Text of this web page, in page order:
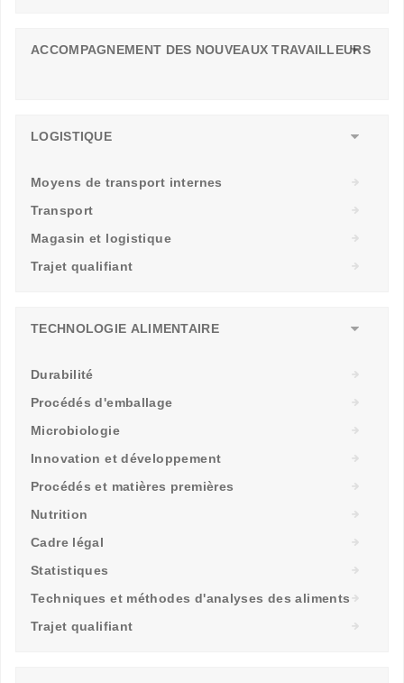
ACCOMPAGNEMENT DES NOUVEAUX TRAVAILLEURS
LOGISTIQUE
Moyens de transport internes
Transport
Magasin et logistique
Trajet qualifiant
TECHNOLOGIE ALIMENTAIRE
Durabilité
Procédés d'emballage
Microbiologie
Innovation et développement
Procédés et matières premières
Nutrition
Cadre légal
Statistiques
Techniques et méthodes d'analyses des aliments
Trajet qualifiant